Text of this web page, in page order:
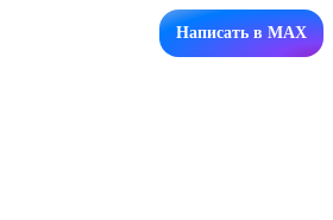
Написать в MAX